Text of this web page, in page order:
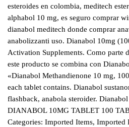
esteroides en colombia, meditech
alphabol 10 mg, es seguro comprar
dianabol meditech donde comprar
anabolizzanti uso. Dianabol 10mg
Activation Supplements. Como parte
este producto se combina con
«Dianabol Methandienone 10 mg,
each tablet contains. Dianabol
flashback, anabola steroider.
DIANABOL 10MG TABLET 100
Categories: Imported Items, Imported